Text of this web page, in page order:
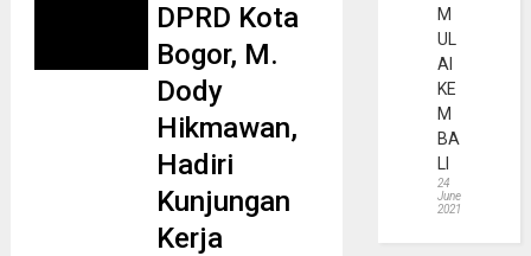
DPRD Kota
Bogor, M.
Dody
Hikmawan,
Hadiri
Kunjungan
Kerja
M
UL
AI
KE
M
BA
24
June
2021